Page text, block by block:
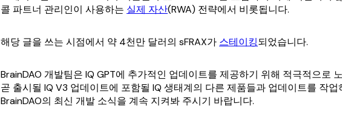
콜 파트너 관리인이 사용하는 실제 자산(RWA) 전략에서 비롯됩니다.
해당 글을 쓰는 시점에서 약 4천만 달러의 sFRAX가 스테이킹되었습니다.
BrainDAO 개발팀은 IQ GPT에 추가적인 업데이트를 제공하기 위해 적극적으로
곧 출시될 IQ V3 업데이트에 포함될 IQ 생태계의 다른 제품들과 업데이트를 작
BrainDAO의 최신 개발 소식을 계속 지켜봐 주시기 바랍니다.